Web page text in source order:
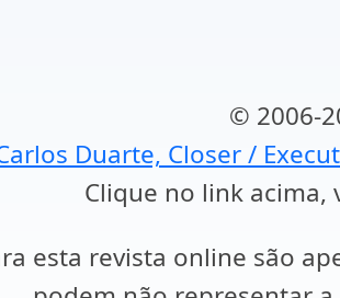
© 2006-
Duarte, Closer /
Clique no link acima,
esta revista online são